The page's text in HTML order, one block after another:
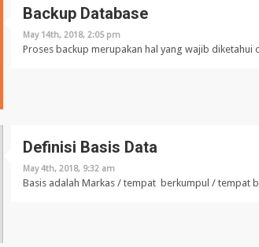
Backup Database
May 14th, 2018, 2:05 pm
Proses backup merupakan hal yang wajib diketahui
Definisi Basis Data
May 4th, 2018, 9:32 am
Basis adalah Markas / tempat berkumpul / tempat